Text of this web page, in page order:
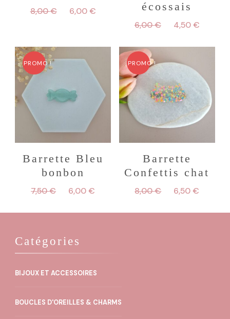
8,00€
Le
était :
8,00 €.
6,00€
est :
6,00 €.
écossais
6,00€
Le
initial
était :
6,00 €.
4,50€
actuel
PROMO !
Barrette Bleu
bonbon
7,50€
Le
initial
7,50 €.
6,00€
actuel
PROMO !
Barrette
Confettis chat
8,00€
Le
initial
6,50€
actuel
Catégories
BIJOUX ET ACCESSOIRES
BOUCLES D'OREILLES & CHARMS